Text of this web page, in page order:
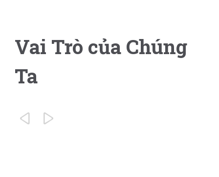
Vai Trò của Chúng
Ta
 